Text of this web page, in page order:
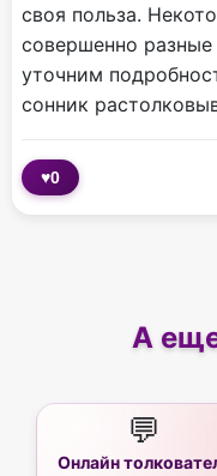
своя польза.
совершенно разные
уточним
сонник
♥0
А
💬
Онлайн